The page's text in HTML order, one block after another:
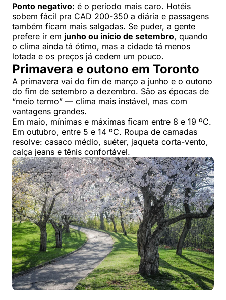
Ponto negativo: é o período mais caro. Hotéis
sobem fácil pra CAD 200-350 a diária e passagens
também ficam mais salgadas. Se puder, a gente
prefere ir em junho ou início de setembro, quando
o clima ainda tá ótimo, mas a cidade tá menos
lotada e os preços já cedem um pouco.
Primavera e outono em Toronto
A primavera vai do fim de março a junho e o outono
do fim de setembro a dezembro. São as épocas de
“meio termo” — clima mais instável, mas com
vantagens grandes.
Em maio, mínimas e máximas ficam entre 8 e 19 ºC.
Em outubro, entre 5 e 14 ºC. Roupa de camadas
resolve: casaco médio, suéter, jaqueta corta-vento,
calça jeans e tênis confortável.